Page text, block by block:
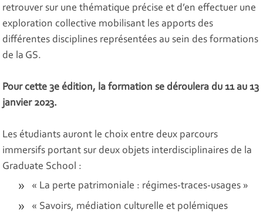
retrouver sur une thématique précise et d’en effectuer une
exploration collective mobilisant les apports des
différentes disciplines représentées au sein des formations
de la GS.
Pour cette 3e édition, la formation se déroulera du 11 au 13
janvier 2023.
Les étudiants auront le choix entre deux parcours
immersifs portant sur deux objets interdisciplinaires de la
Graduate School :
« La perte patrimoniale : régimes-traces-usages »
« Savoirs, médiation culturelle et polémiques